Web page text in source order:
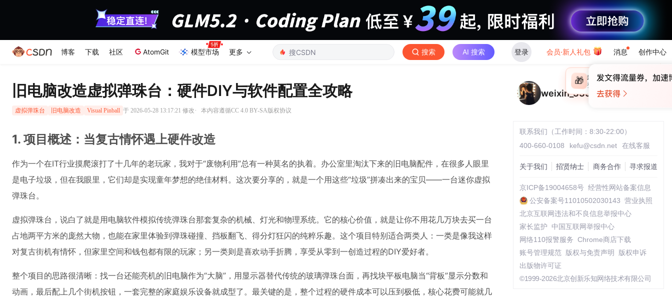
博客 下载 社区 AtomGit 模型市场 更多 搜索 AI 搜索 登录 会员·新人礼包 消息 创作中心
×
🎁 未登录
登录领取最高
旧电脑改造虚拟弹珠台：硬件DIY与软件配置全攻略
虚拟弹珠台 旧电脑改造 Visual Pinball 于 2026-05-28 13:17:21 修改· 本内容遵循CC 4.0 BY-SA版权协议
1. 项目概述：当复古情怀遇上硬件改造
作为一个在IT行业摸爬滚打了十几年的老玩家，我对于“废物利用”总有一种莫名的执着。办公室里淘汰下来的旧电脑配件，在很多人眼里
是电子垃圾，但在我眼里，它们却是实现童年梦想的绝佳材料。这次要分享的，就是一个用这些“垃圾”拼凑出来的宝贝——一台迷你虚拟
弹珠台。
虚拟弹珠台，说白了就是用电脑软件模拟传统弹珠台那套复杂的机械、灯光和物理系统。它的核心价值，就是让你不用花几万块去买一台
占地两平方米的庞然大物，也能在家里体验到弹珠碰撞、挡板翻飞、得分灯狂闪的纯粹乐趣。这个项目特别适合两类人：一类是像我这样
对复古街机有情怀，但家里空间和钱包都有限的玩家；另一类则是喜欢动手折腾，享受从零到一创造过程的DIY爱好者。
整个项目的思路很清晰：找一台还能亮机的旧电脑作为“大脑”，用显示器替代传统的玻璃弹珠台面，再找块平板电脑当“背板”显示分数和
动画，最后配上几个街机按钮，一套完整的家庭娱乐设备就成型了。最关键的是，整个过程的硬件成本可以压到极低，核心花费可能就几
weixin_33964987
联系我们（工作时间：8:30-22:00）
400-660-0108
kefu@csdn.net 在线客服
关于我们 招贤纳士 商务合作 寻求报道
京ICP备19004658号 经营性网站备案信息
公安备案号11010502030143 营业执照
北京互联网违法和不良信息举报中心
家长监护
中国互联网举报中心
网络110报警服务 Chrome商店下载
账号管理规范
版权与免责声明
版权申诉
出版物许可证
©1999-2026北京创新乐知网络技术有限公司